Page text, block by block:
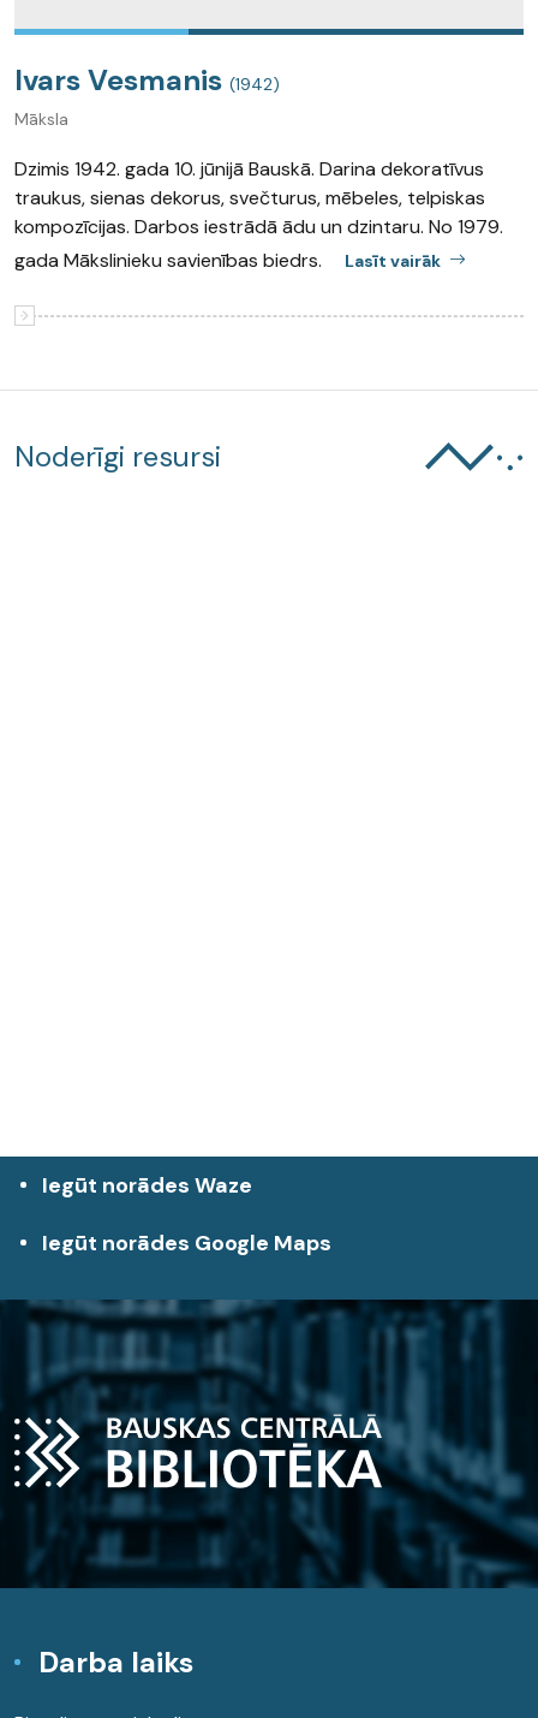
Ivars Vesmanis (1942)
Māksla
Dzimis 1942. gada 10. jūnijā Bauskā. Darina dekoratīvus
traukus, sienas dekorus, svečturus, mēbeles, telpiskas
kompozīcijas. Darbos iestrādā ādu un dzintaru. No 1979.
gada Mākslinieku savienības biedrs.
Lasīt vairāk
Noderīgi resursi
Iegūt norādes Waze
Iegūt norādes Google Maps
Darba laiks